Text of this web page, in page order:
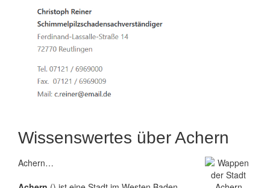
Wissenswertes über Achern
Achern…